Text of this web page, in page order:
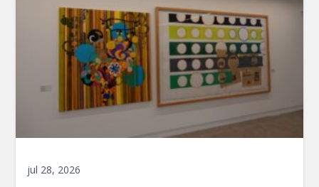
jul 28, 2026